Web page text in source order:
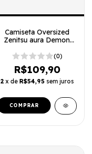
Camiseta Oversized
Zenitsu aura Demon
(0)
R$109,90
2 x de R$54,95 sem juros
COMPRAR